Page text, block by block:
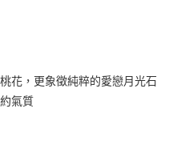
立後會自動跳轉到大哥付的交易
、繳款截止日，確認付款後即完
後續交易確認頁面所載為準。
遇審核未通過，訂單將自動取
未達大哥付你分期系統評分，恕無
)
運費
花，更象徵純粹的愛戀月光石
氣質